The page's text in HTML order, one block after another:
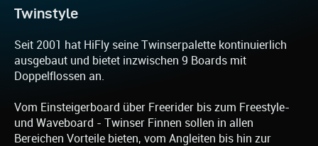
Twinstyle
Seit 2001 hat HiFly seine Twinserpalette kontinuierlich
ausgebaut und bietet inzwischen 9 Boards mit
Doppelflossen an.
Vom Einsteigerboard über Freerider bis zum Freestyle-
und Waveboard - Twinser Finnen sollen in allen
Bereichen Vorteile bieten, vom Angleiten bis hin zur